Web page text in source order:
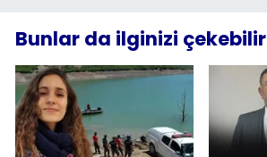
Bunlar da ilginizi çekebilir